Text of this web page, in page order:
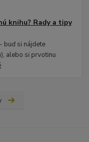
knihu? Rady a tipy
buď si nájdete
alebo si prvotinu